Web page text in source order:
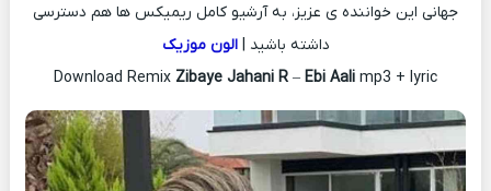
جهانی این خواننده ی عزیز، به آرشیو کامل ریمیکس ها هم دسترسی
داشته باشید |الون موزیک
Download Remix Zibaye Jahani R – Ebi Aali mp3 + lyric